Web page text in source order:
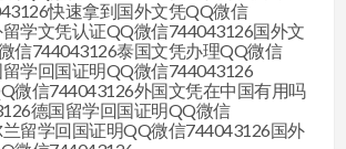
快速拿到国外文凭QQ微信
学文凭认证QQ微信744043126国外文
信744043126泰国文凭办理QQ微信
学回国证明QQ微信744043126
微信744043126外国文凭在中国有用吗
德国留学回国证明QQ微信
留学回国证明QQ微信744043126国外